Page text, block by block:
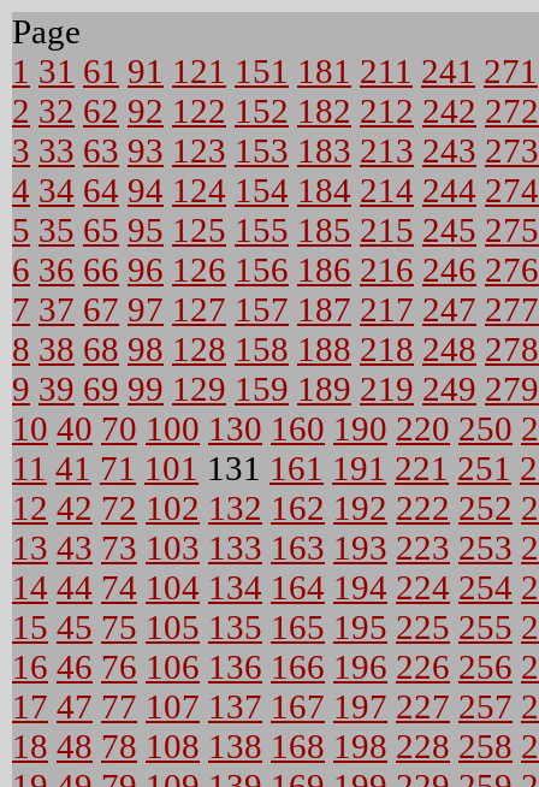
Page
1 31 61 91 121 151 181 211 241 271
2 32 62 92 122 152 182 212 242 272
3 33 63 93 123 153 183 213 243 273
4 34 64 94 124 154 184 214 244 274
5 35 65 95 125 155 185 215 245 275
6 36 66 96 126 156 186 216 246 276
7 37 67 97 127 157 187 217 247 277
8 38 68 98 128 158 188 218 248 278
9 39 69 99 129 159 189 219 249 279
10 40 70 100 130 160 190 220 250
11 41 71 101 131 161 191 221 251
12 42 72 102 132 162 192 222 252
13 43 73 103 133 163 193 223 253
14 44 74 104 134 164 194 224 254
15 45 75 105 135 165 195 225 255
16 46 76 106 136 166 196 226 256
17 47 77 107 137 167 197 227 257
18 48 78 108 138 168 198 228 258